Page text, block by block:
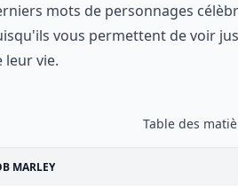
mots de personnages
vous permettent de voir
leur vie.
Table des
MARLEY